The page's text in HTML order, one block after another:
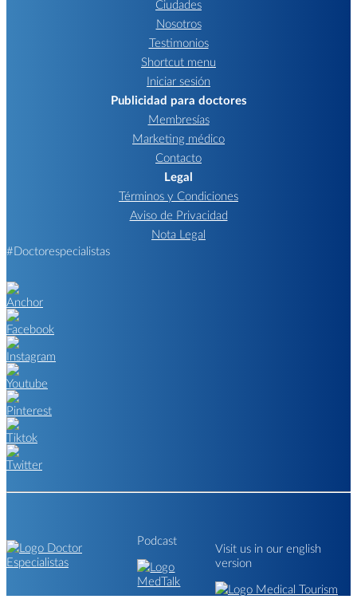
Ciudades
Nosotros
Testimonios
Shortcut menu
Iniciar sesión
Publicidad para doctores
Membresías
Marketing médico
Contacto
Legal
Términos y Condiciones
Aviso de Privacidad
Nota Legal
#Doctorespecialistas
Podcast
Visit us in our english
version